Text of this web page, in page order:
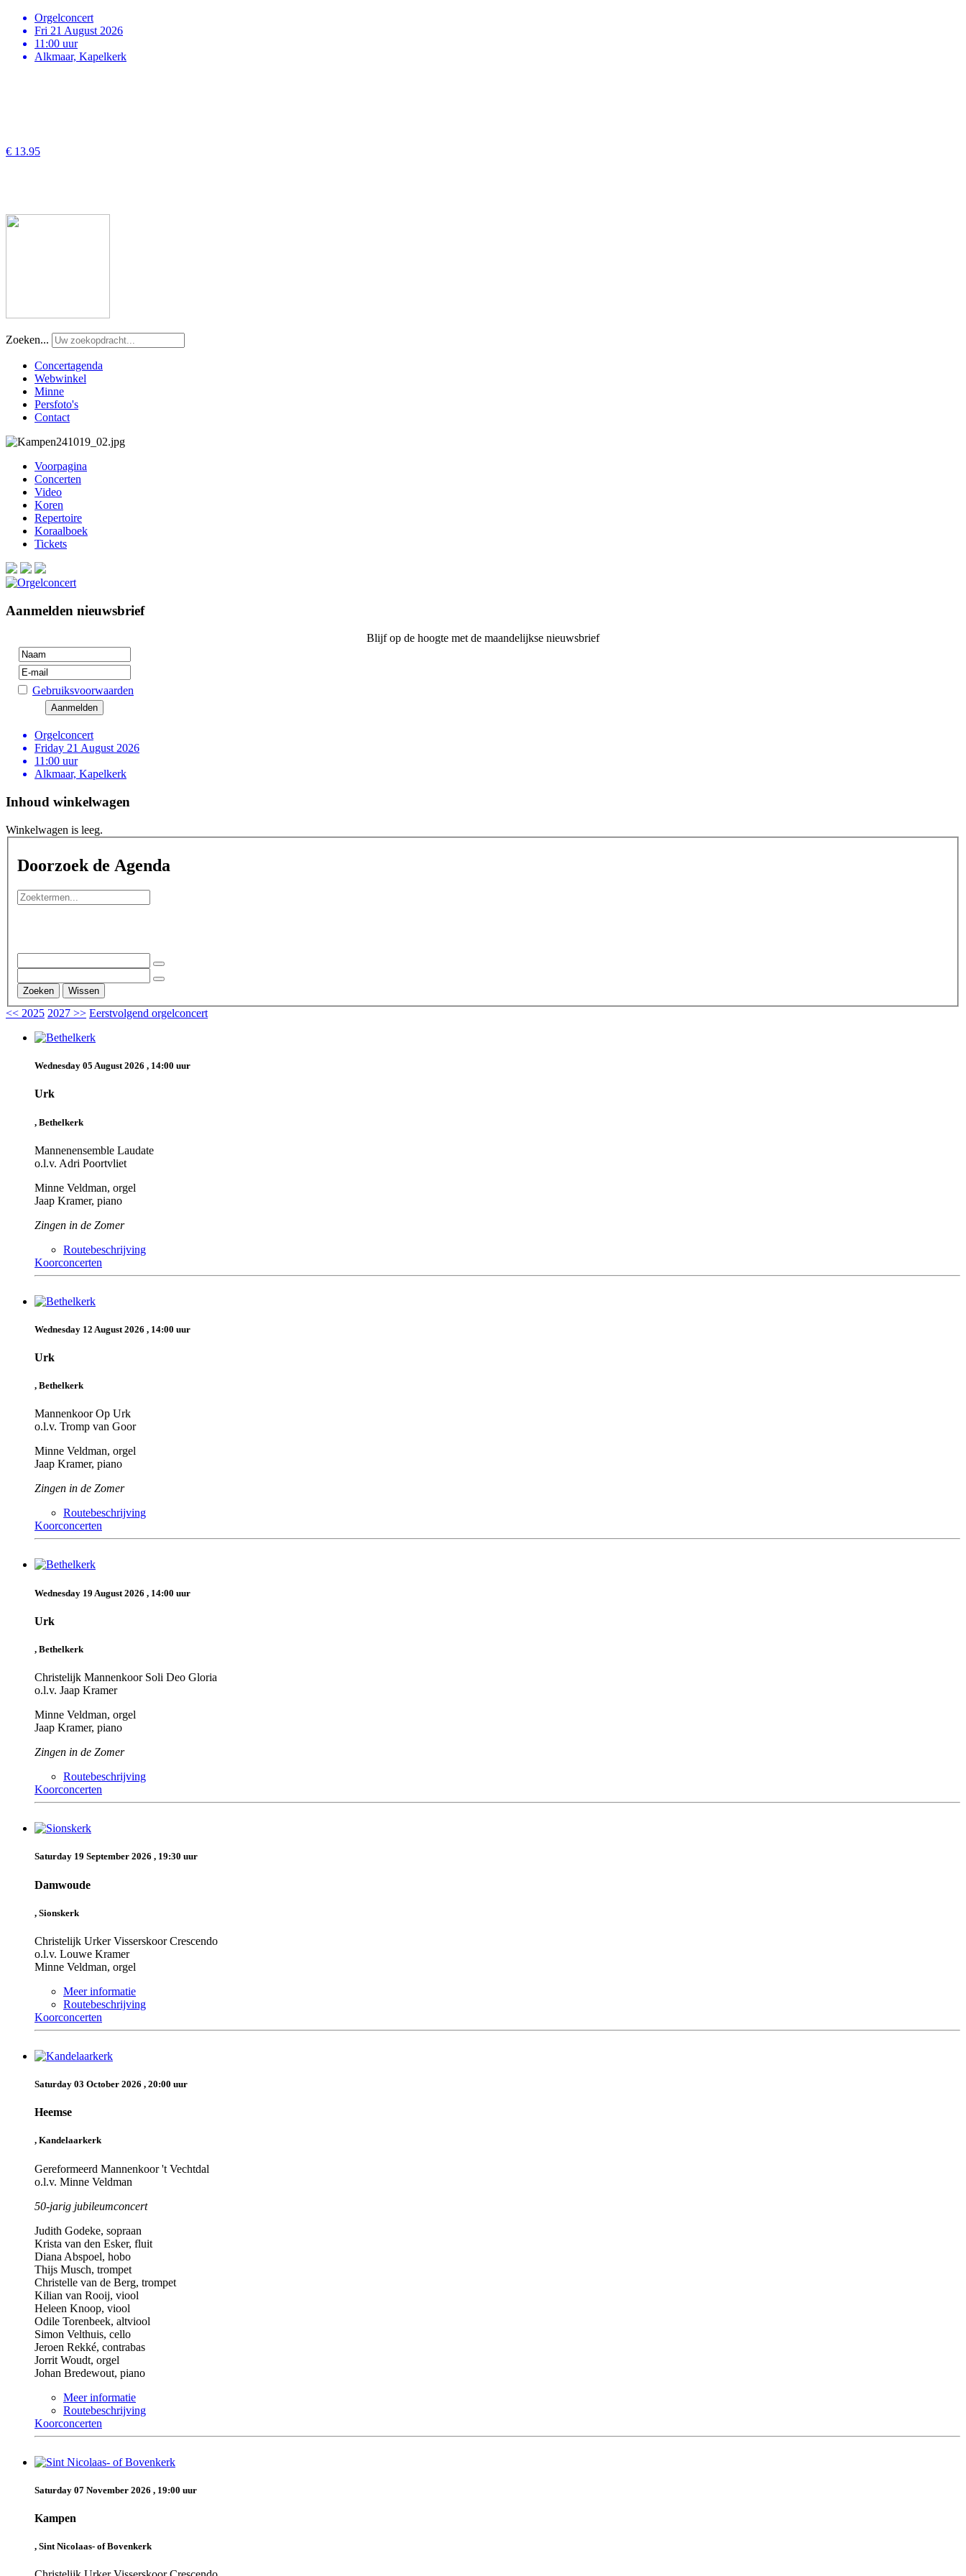
Orgelconcert
Fri 21 August 2026
11:00 uur
Alkmaar, Kapelkerk
€ 13.95
Zoeken...
Concertagenda
Webwinkel
Minne
Persfoto's
Contact
Voorpagina
Concerten
Video
Koren
Repertoire
Koraalboek
Tickets
Aanmelden nieuwsbrief
Blijf op de hoogte met de maandelijkse nieuwsbrief
Gebruiksvoorwaarden
Orgelconcert
Friday 21 August 2026
11:00 uur
Alkmaar, Kapelkerk
Inhoud winkelwagen
Winkelwagen is leeg.
Doorzoek de Agenda
Zoeken Wissen
<< 2025 2027 >> Eerstvolgend orgelconcert
Wednesday 05 August 2026 , 14:00 uur
Urk
, Bethelkerk
Mannenensemble Laudate
o.l.v. Adri Poortvliet
Minne Veldman, orgel
Jaap Kramer, piano
Zingen in de Zomer
Routebeschrijving
Koorconcerten
Wednesday 12 August 2026 , 14:00 uur
Urk
, Bethelkerk
Mannenkoor Op Urk
o.l.v. Tromp van Goor
Minne Veldman, orgel
Jaap Kramer, piano
Zingen in de Zomer
Routebeschrijving
Koorconcerten
Wednesday 19 August 2026 , 14:00 uur
Urk
, Bethelkerk
Christelijk Mannenkoor Soli Deo Gloria
o.l.v. Jaap Kramer
Minne Veldman, orgel
Jaap Kramer, piano
Zingen in de Zomer
Routebeschrijving
Koorconcerten
Saturday 19 September 2026 , 19:30 uur
Damwoude
, Sionskerk
Christelijk Urker Visserskoor Crescendo
o.l.v. Louwe Kramer
Minne Veldman, orgel
Meer informatie
Routebeschrijving
Koorconcerten
Saturday 03 October 2026 , 20:00 uur
Heemse
, Kandelaarkerk
Gereformeerd Mannenkoor 't Vechtdal
o.l.v. Minne Veldman
50-jarig jubileumconcert
Judith Godeke, sopraan
Krista van den Esker, fluit
Diana Abspoel, hobo
Thijs Musch, trompet
Christelle van de Berg, trompet
Kilian van Rooij, viool
Heleen Knoop, viool
Odile Torenbeek, altviool
Simon Velthuis, cello
Jeroen Rekké, contrabas
Jorrit Woudt, orgel
Johan Bredewout, piano
Meer informatie
Routebeschrijving
Koorconcerten
Saturday 07 November 2026 , 19:00 uur
Kampen
, Sint Nicolaas- of Bovenkerk